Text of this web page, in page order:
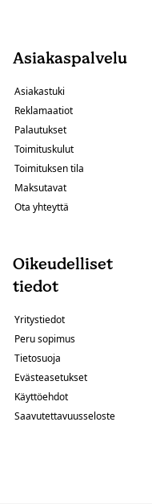
Asiakaspalvelu
Asiakastuki
Reklamaatiot
Palautukset
Toimituskulut
Toimituksen tila
Maksutavat
Ota yhteyttä
Oikeudelliset
tiedot
Yritystiedot
Peru sopimus
Tietosuoja
Evästeasetukset
Käyttöehdot
Saavutettavuusseloste